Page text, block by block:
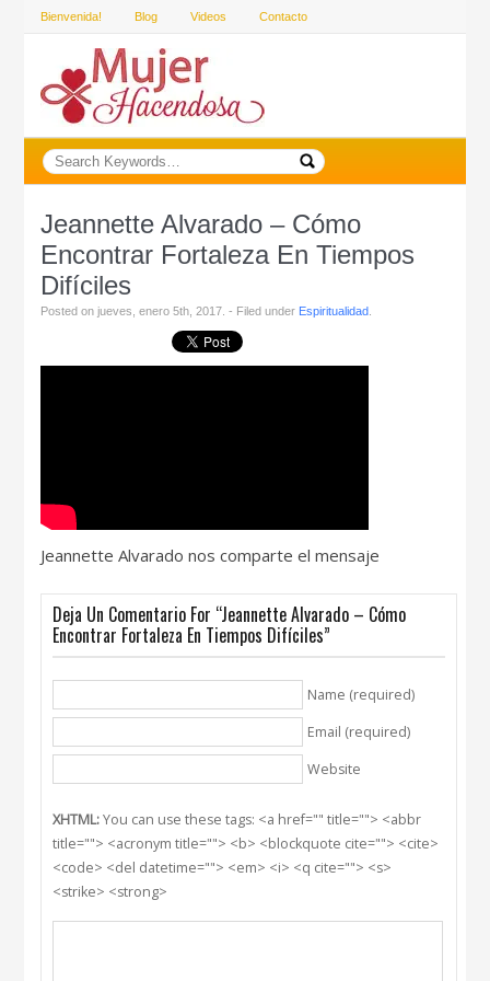
Bienvenida! Blog Videos Contacto
Jeannette Alvarado – Cómo
Encontrar Fortaleza En Tiempos
Difíciles
Posted on jueves, enero 5th, 2017. - Filed under Espiritualidad
Jeannette Alvarado nos comparte el mensaje
Deja Un Comentario For “Jeannette Alvarado – Cómo
Encontrar Fortaleza En Tiempos Difíciles”
Name (required)
Email (required)
Website
XHTML:You can use these tags: <a href="" title=""> <abbr
title=""> <acronym title=""> <b> <blockquote cite=""> <cite>
<code> <del datetime=""> <em> <i> <q cite=""> <s>
<strike> <strong>